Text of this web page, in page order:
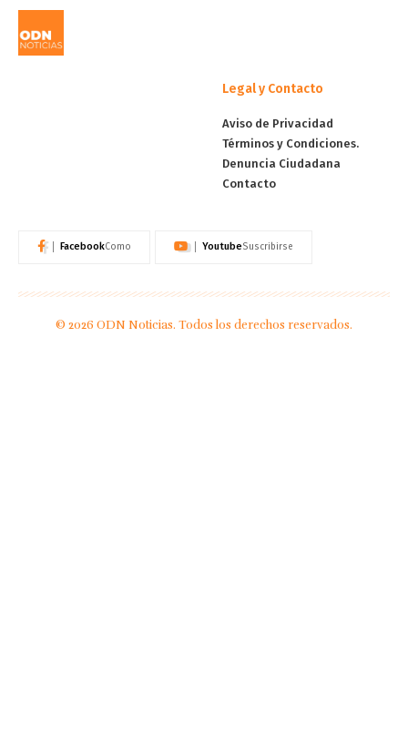
Legal y Contacto
Aviso de Privacidad
Términos y Condiciones.
Denuncia Ciudadana
Contacto
FacebookComo YoutubeSuscribirse
© 2026 ODN Noticias. Todos los derechos reservados.